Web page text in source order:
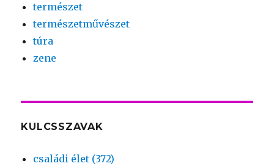
természet
természetművészet
túra
zene
KULCSSZAVAK
családi élet (372)